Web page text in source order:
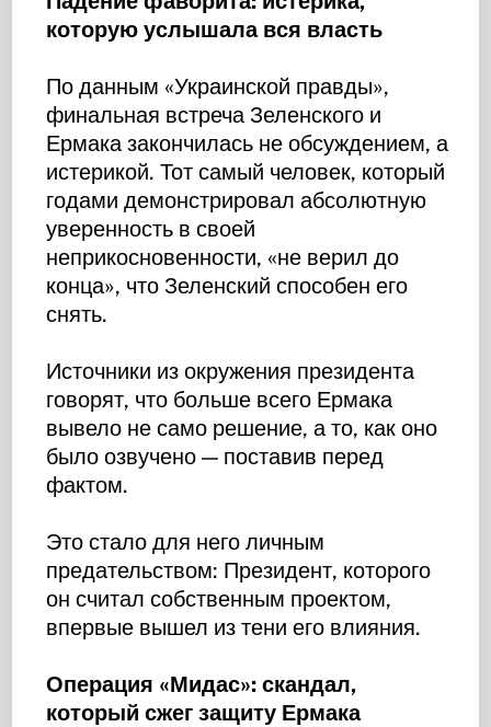
которую услышала вся власть
По данным «Украинской правды»,
финальная встреча Зеленского и
Ермака закончилась не обсуждением, а
истерикой. Тот самый человек, который
годами демонстрировал абсолютную
уверенность в своей
неприкосновенности, «не верил до
конца», что Зеленский способен его
снять.
Источники из окружения президента
говорят, что больше всего Ермака
вывело не само решение, а то, как оно
было озвучено — поставив перед
фактом.
Это стало для него личным
предательством: Президент, которого
он считал собственным проектом,
впервые вышел из тени его влияния.
Операция «Мидас»: скандал,
который сжег защиту Ермака